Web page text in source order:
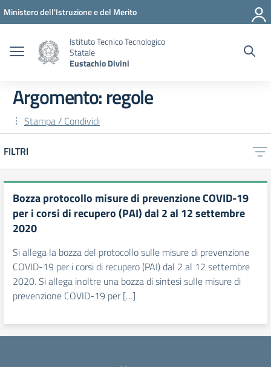
Vai ai contenuti
Vai al menu di navigazione
Vai al footer
Ministero dell'Istruzione e del Merito
Istituto Tecnico Tecnologico
Statale
Eustachio Divini
Argomento: regole
Stampa / Condividi
FILTRI
Bozza protocollo misure di prevenzione COVID-19
per i corsi di recupero (PAI) dal 2 al 12 settembre
2020
Si allega la bozza del protocollo sulle misure di prevenzione
COVID-19 per i corsi di recupero (PAI) dal 2 al 12 settembre
2020. Si allega inoltre una bozza di sintesi sulle misure di
prevenzione COVID-19 per […]